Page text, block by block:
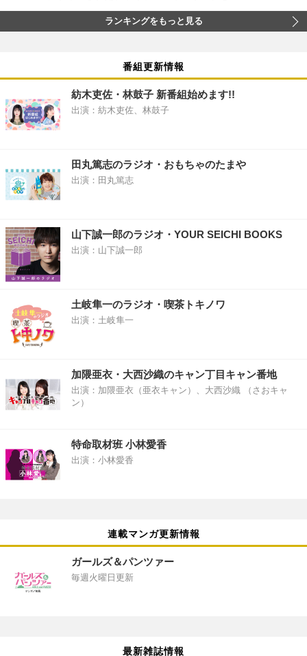
ランキングをもっと見る
番組更新情報
紡木吏佐・林鼓子 新番組始めます!!
出演：紡木吏佐、林鼓子
田丸篤志のラジオ・おもちゃのたまや
出演：田丸篤志
山下誠一郎のラジオ・YOUR SEICHI BOOKS
出演：山下誠一郎
土岐隼一のラジオ・喫茶トキノワ
出演：土岐隼一
加隈亜衣・大西沙織のキャン丁目キャン番地
出演：加隈亜衣（亜衣キャン）、大西沙織 （さおキャ
ン）
特命取材班 小林愛香
出演：小林愛香
連載マンガ更新情報
ガールズ＆パンツァー
毎週火曜日更新
最新雑誌情報